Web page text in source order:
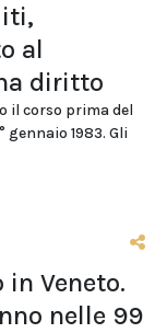
al
diritto
il corso prima del
gennaio 1983. Gli
Veneto.
nelle 99